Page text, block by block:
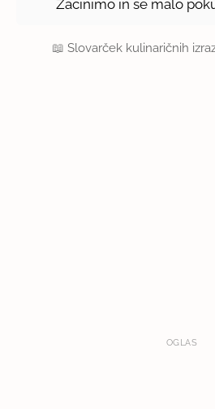
Začinimo in še malo
📖Slovarček kulinaričnih
OGLAS